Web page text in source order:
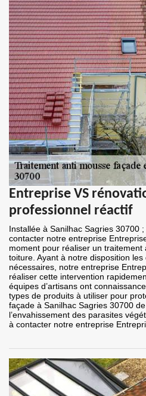
Entreprise VS
professionnel réactif
Installée à Sanilhac Sagries 30700
contacter notre entreprise
moment pour réaliser un
toiture. Ayant à notre disposition
nécessaires, notre entreprise
réaliser cette intervention
équipes d’artisans ont
types de produits à utiliser pour
façade à Sanilhac Sagries 30700
l’envahissement des parasites
à contacter notre entreprise